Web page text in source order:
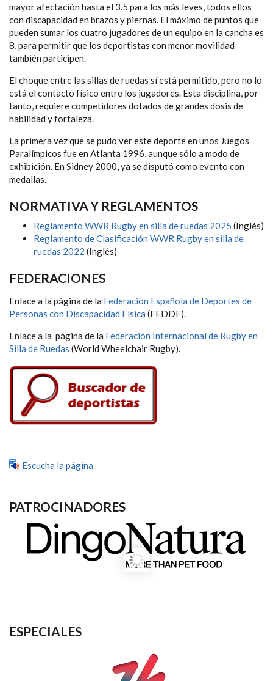
mayor afectación hasta el 3.5 para los más leves, todos ellos
con discapacidad en brazos y piernas. El máximo de puntos que
pueden sumar los cuatro jugadores de un equipo en la cancha es
8, para permitir que los deportistas con menor movilidad
también participen.
El choque entre las sillas de ruedas sí está permitido, pero no lo
está el contacto físico entre los jugadores. Esta disciplina, por
tanto, requiere competidores dotados de grandes dosis de
habilidad y fortaleza.
La primera vez que se pudo ver este deporte en unos Juegos
Paralímpicos fue en Atlanta 1996, aunque sólo a modo de
exhibición. En Sidney 2000, ya se disputó como evento con
medallas.
NORMATIVA Y REGLAMENTOS
Reglamento WWR Rugby en silla de ruedas 2025 (Inglés)
Reglamento de Clasificación WWR Rugby en silla de
ruedas 2022 (Inglés)
FEDERACIONES
Enlace a la página de la Federación Española de Deportes de
Personas con Discapacidad Física (FEDDF).
Enlace a la página de la Federación Internacional de Rugby en
Silla de Ruedas (World Wheelchair Rugby).
Escucha la página
PATROCINADORES
ESPECIALES